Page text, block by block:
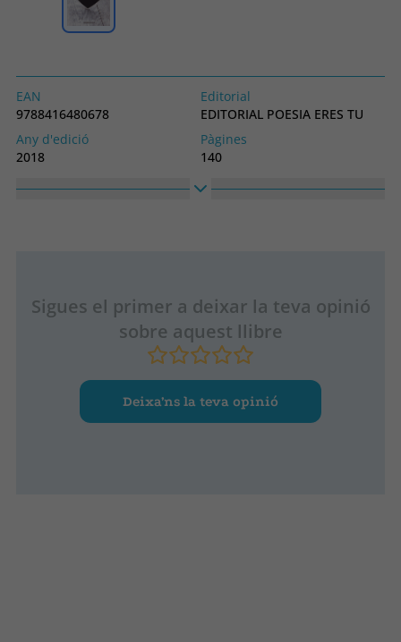
EAN
9788416480678
Editorial
EDITORIAL POESIA ERES TU
Any d'edició
2018
Pàgines
140
Idioma
Sigues el primer a deixar la teva opinió
sobre aquest llibre
Deixa’ns la teva opinió